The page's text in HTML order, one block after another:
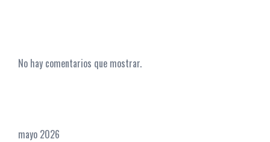
No hay comentarios que mostrar.
mayo 2026